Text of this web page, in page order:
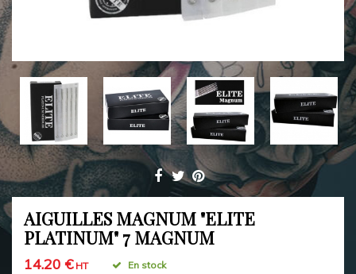
AIGUILLES MAGNUM "ELITE
PLATINUM" 7 MAGNUM
14.20 €HT En stock